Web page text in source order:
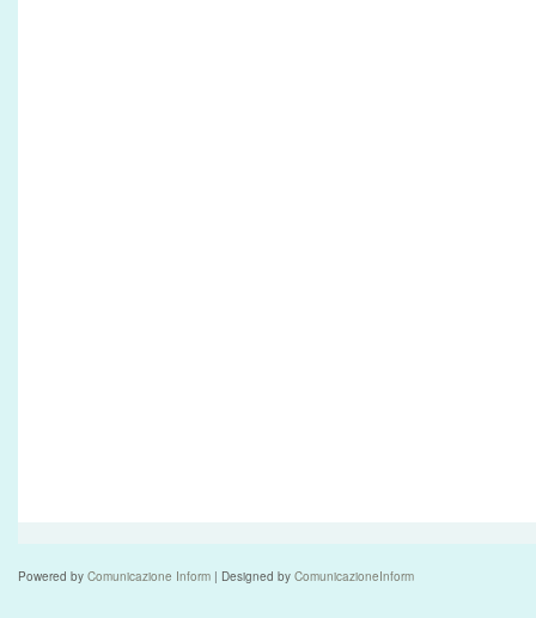
Powered by Comunicazione Inform | Designed by ComunicazioneInform